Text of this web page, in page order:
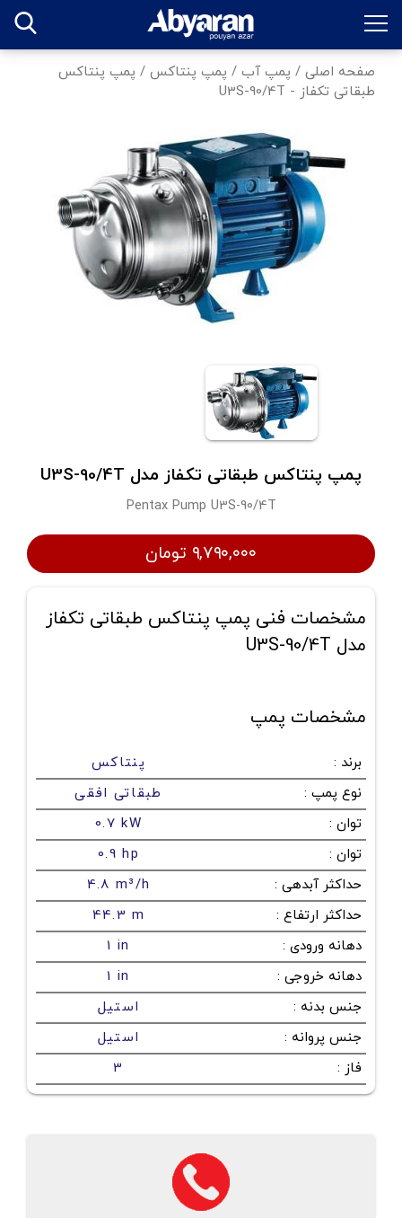
صفحه اصلی / پمپ آب / پمپ پنتاکس / پمپ پنتاکس
طبقاتی تکفاز - U3S-90/4T
پمپ پنتاکس طبقاتی تکفاز مدل U3S-90/4T
Pentax Pump U3S-90/4T
۹,۷۹۰,۰۰۰ تومان
مشخصات فنی پمپ پنتاکس طبقاتی تکفاز
مدل U3S-90/4T
مشخصات پمپ
برند :
پنتاکس
نوع پمپ :
طبقاتی افقی
توان :
0.7 kW
توان :
0.9 hp
حداکثر آبدهی :
4.8 m³/h
حداکثر ارتفاع :
44.3 m
دهانه ورودی :
1 in
دهانه خروجی :
1 in
جنس بدنه :
استیل
جنس پروانه :
استیل
فاز :
3